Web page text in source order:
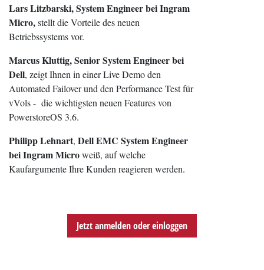
Lars Litzbarski, System Engineer bei Ingram
Micro,stellt die Vorteile des neuen
Betriebssystems vor.
Marcus Kluttig, Senior System Engineer bei
Dell, zeigt Ihnen in einer Live Demo den
Automated Failover und den Performance Test für
vVols - die wichtigsten neuen Features von
PowerstoreOS 3.6.
Philipp Lehnart, Dell EMC System Engineer
bei Ingram Microweiß, auf welche
Kaufargumente Ihre Kunden reagieren werden.
Jetzt anmelden oder einloggen